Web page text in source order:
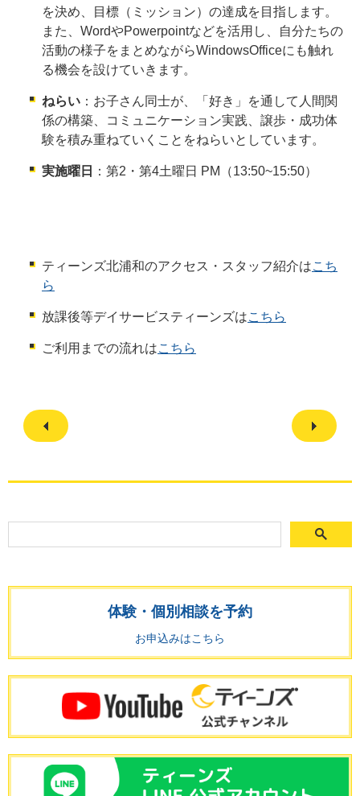
を決め、目標（ミッション）の達成を目指します。
また、WordやPowerpointなどを活用し、自分たちの
活動の様子をまとめながらWindowsOfficeにも触れ
る機会を設けていきます。
ねらい ：お子さん同士が、「好き」を通して人間関
係の構築、コミュニケーション実践、譲歩・成功体
験を積み重ねていくことをねらいとしています。
実施曜日 ：第2・第4土曜日 PM（13:50~15:50）
ティーンズ北浦和のアクセス・スタッフ紹介はこち
ら
放課後等デイサービスティーンズはこちら
ご利用までの流れはこちら
体験・個別相談を予約
お申込みはこちら